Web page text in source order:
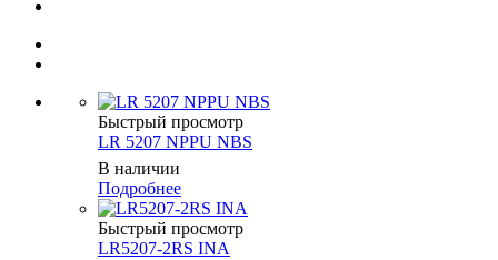
Быстрый просмотр
LR 5207 NPPU NBS
В наличии
Подробнее
Быстрый просмотр
LR5207-2RS INA